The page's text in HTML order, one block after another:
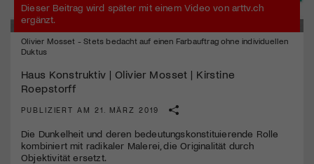
Dieser Beitrag wird später mit einem Video von arttv.ch
ergänzt.
Olivier Mosset - Stets bedacht auf einen Farbauftrag ohne individuellen
Duktus
Haus Konstruktiv | Olivier Mosset | Kirstine
Roepstorff
PUBLIZIERT AM 21. MÄRZ 2019
Die Dunkelheit und deren bedeutungskonstituierende Rolle
kombiniert mit radikaler Malerei, die Originalität durch
Objektivität ersetzt.
Mach mit: «Be Part of the Art»!
Engagiere dich als Kulturliebhaber:in, Kulturschaffende(r) oder
Kulturinstitution und unterstütze unsere Arbeit.
Mit deiner Mitgliedschaft erhältst du kostenlosen Zugang zu
diversen Kulturevents.
Jetzt Mitglied werden